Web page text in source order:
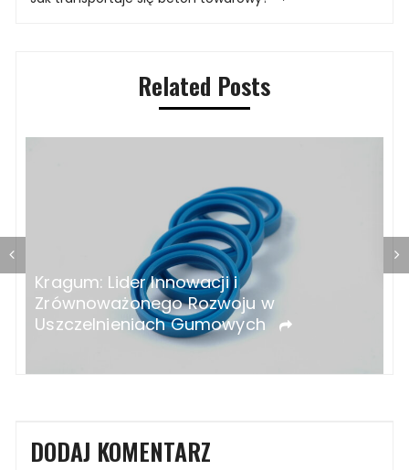
Related Posts
Ozonatory do domu – na co zwrócić
uwagę przy zakupie?
DODAJ KOMENTARZ